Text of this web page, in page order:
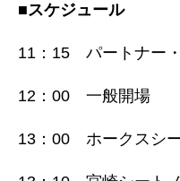
■スケジュール
11：15 パートナー
12：00 一般開場
13：00 ホークスシ